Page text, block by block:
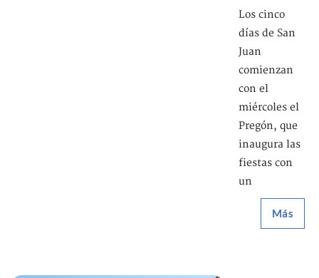
Los cinco
días de San
Juan
comienzan
con el
miércoles el
Pregón, que
inaugura las
fiestas con
un
Más